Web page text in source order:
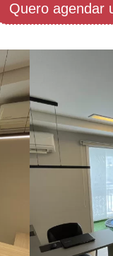
Quero agendar